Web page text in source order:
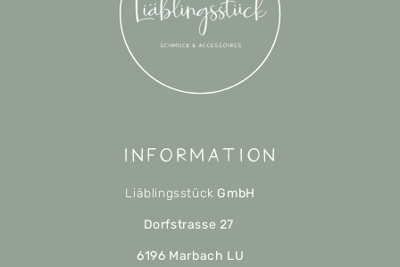
Information
Liäblingsstück GmbH
Dorfstrasse 27
6196 Marbach LU